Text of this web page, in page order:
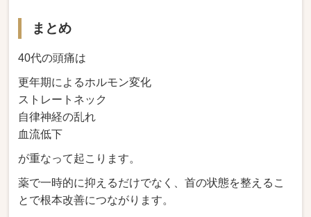
まとめ
40代の頭痛は
更年期によるホルモン変化
ストレートネック
自律神経の乱れ
血流低下
が重なって起こります。
薬で一時的に抑えるだけでなく、首の状態を整えるこ
とで根本改善につながります。